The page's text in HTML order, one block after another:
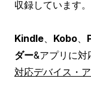
収録しています。
Kindle Kobo
ダー&アプリに対
対応デバイス・